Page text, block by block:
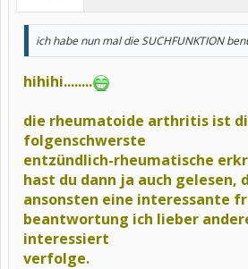
ich habe nun mal die SUCHFUNKTION
hihihi........
die rheumatoide arthritis ist
folgenschwerste
entzündlich-rheumatische
hast du dann ja auch gelesen,
ansonsten eine interessante
beantwortung ich lieber
interessiert
verfolge.